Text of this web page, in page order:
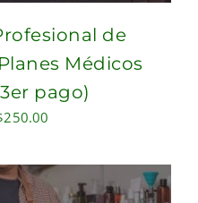
de
Médicos
pago)
250.00
is:
$250.00.